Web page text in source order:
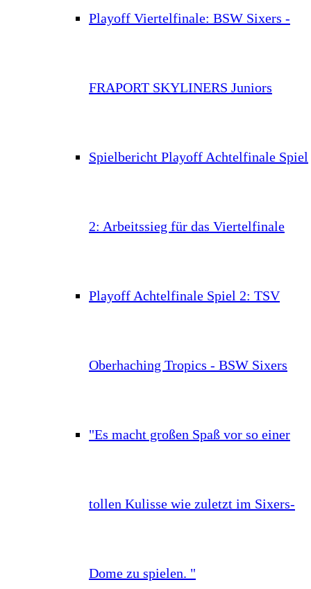
Playoff Viertelfinale: BSW Sixers -
FRAPORT SKYLINERS Juniors
Spielbericht Playoff Achtelfinale Spiel
2: Arbeitssieg für das Viertelfinale
Playoff Achtelfinale Spiel 2: TSV
Oberhaching Tropics - BSW Sixers
"Es macht großen Spaß vor so einer
tollen Kulisse wie zuletzt im Sixers-
Dome zu spielen. "